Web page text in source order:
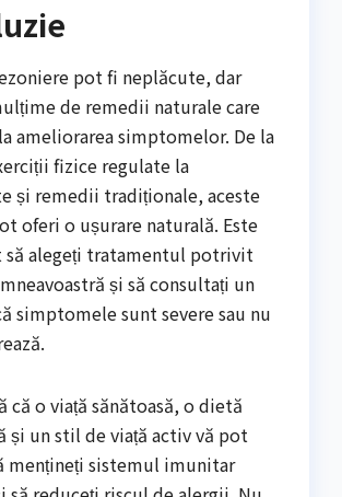
pot fi neplăcute, dar
de remedii naturale care
ameliorarea simptomelor. De la
fizice regulate la
și remedii tradiționale, aceste
oferi o ușurare naturală. Este
alegeți tratamentul potrivit
și să consultați un
simptomele sunt severe sau nu
că o viață sănătoasă, o dietă
și un stil de viață activ vă pot
mențineți sistemul imunitar